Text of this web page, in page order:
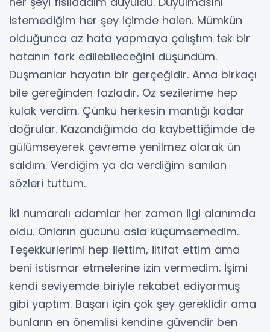
istemediğim her şey içimde halen. Mümkün
olduğunca az hata yapmaya çalıştım tek bir
hatanın fark edilebileceğini düşündüm.
Düşmanlar hayatın bir gerçeğidir. Ama birkaçı
bile gereğinden fazladır. Öz sezilerime hep
kulak verdim. Çünkü herkesin mantığı kadar
doğrular. Kazandığımda da kaybettiğimde de
gülümseyerek çevreme yenilmez olarak ün
saldım. Verdiğim ya da verdiğim sanılan
sözleri tuttum.
İki numaralı adamlar her zaman ilgi alanımda
oldu. Onların gücünü asla küçümsemedim.
Teşekkürlerimi hep ilettim, iltifat ettim ama
beni istismar etmelerine izin vermedim. İşimi
kendi seviyemde biriyle rekabet ediyormuş
gibi yaptım. Başarı için çok şey gereklidir ama
bunların en önemlisi kendine güvendir ben